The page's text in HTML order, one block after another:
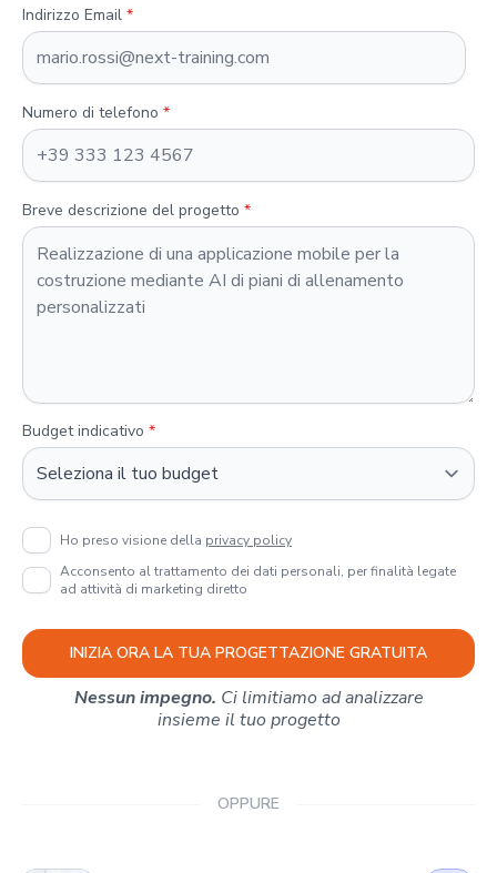
Indirizzo Email *
Numero di telefono *
Breve descrizione del progetto *
Budget indicativo *
Ho preso visione della privacy policy
Acconsento al trattamento dei dati personali, per finalità legate
ad attività di marketing diretto
INIZIA ORA LA TUA PROGETTAZIONE GRATUITA
Nessun impegno. Ci limitiamo ad analizzare
insieme il tuo progetto
OPPURE